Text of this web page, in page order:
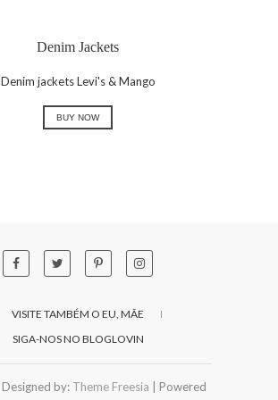
Denim Jackets
Denim jackets Levi's & Mango
BUY NOW
VISITE TAMBÉM O EU, MÃE
SIGA-NOS NO BLOGLOVIN
| Designed by: Theme Freesia | Powered